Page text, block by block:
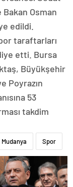
Bakan Osman
edildi.
taraftarları
etti. Bursa
Büyükşehir
Poyrazın
53
takdim
Mudanya Spor